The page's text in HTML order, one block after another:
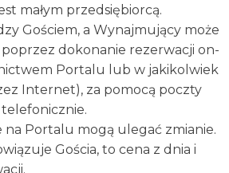
małym przedsiębiorcą.
Gościem, a Wynajmujący może
dokonanie rezerwacji on-
Portalu lub w jakikolwiek
Internet), za pomocą poczty
na Portalu mogą ulegać zmianie.
Gościa, to cena z dnia i